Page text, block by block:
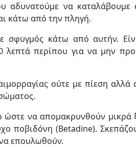
αδυνατούμε να καταλάβουμε
κάτω από την πληγή.
σφυγμός κάτω από αυτήν.
περίπου για να μην
ούτε με πίεση αλλά
ώστε να απομακρυνθούν
ποβιδόνη (Betadine).
επουλωθούν.